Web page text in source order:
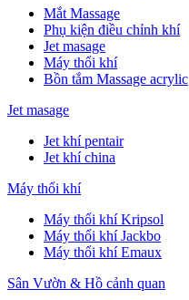
Mắt Massage
Phụ kiện điều chỉnh khí
Jet masage
Máy thổi khí
Bồn tắm Massage acrylic
Jet masage
Jet khí pentair
Jet khí china
Máy thổi khí
Máy thổi khí Kripsol
Máy thổi khí Jackbo
Máy thổi khí Emaux
Sân Vườn & Hồ cảnh quan